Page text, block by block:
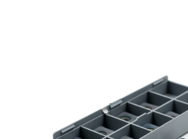
Полуавтоматическая сварка (MIG/MAG)
Аргоновая сварка (TIG)
Аргоновые горелки